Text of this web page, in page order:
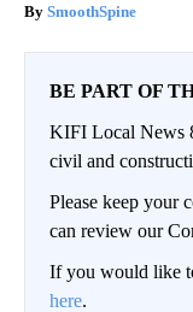
SmoothSpine
BE PART OF
KIFI Local News
civil and
Please keep your
can review our
If you would like
here.